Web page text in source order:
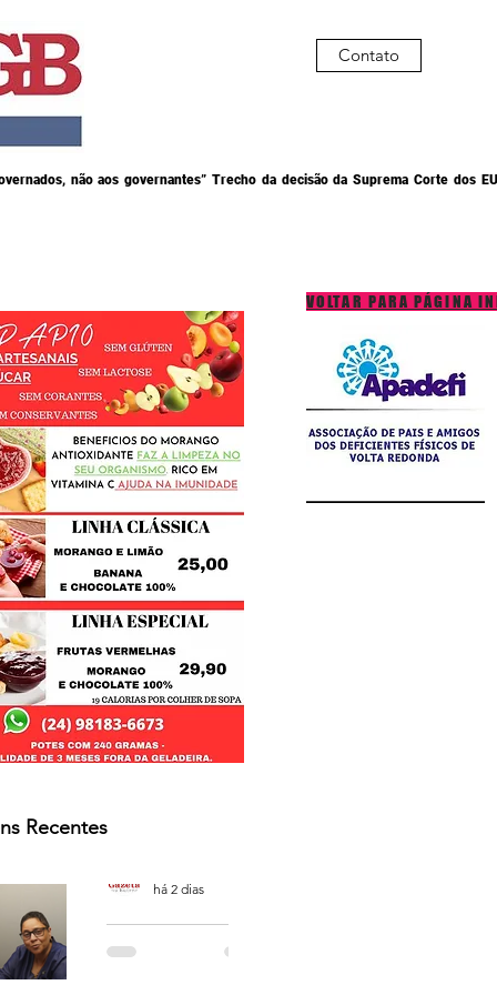
não aos governantes” Trecho da decisão da Suprema Corte dos
Contato
VOLTAR PARA PÁGINA
Recentes
PODCAST
'CAFÉ
há 2 dias